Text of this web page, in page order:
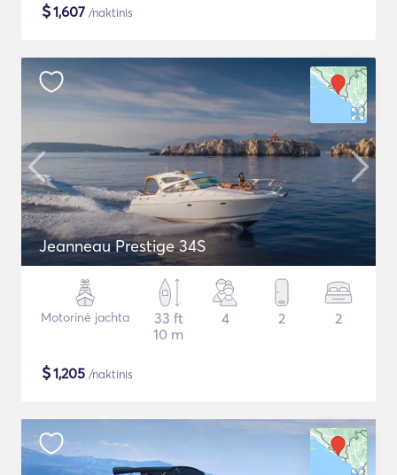
$1,607 /naktinis
Jeanneau Prestige 34S
Motorinė jachta
33 ft
10 m
4 2 2
$1,205 /naktinis